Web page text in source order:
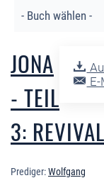
E-
JONA
- TEIL
3: REVIVAL
Prediger:Wolfgang